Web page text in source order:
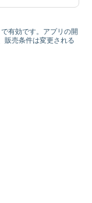
有効です。アプリの開
販売条件は変更される